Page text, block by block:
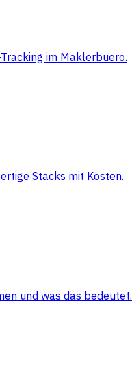
im Maklerbuero.
Stacks mit Kosten.
und was das bedeutet.